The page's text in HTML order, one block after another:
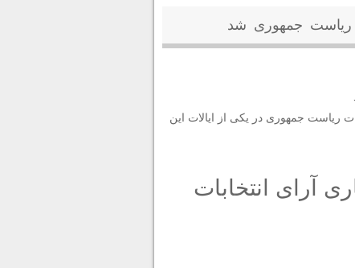
ریاست جمهوری شد
ریاست جمهوری در یکی از ایالات این
آرای انتخابات